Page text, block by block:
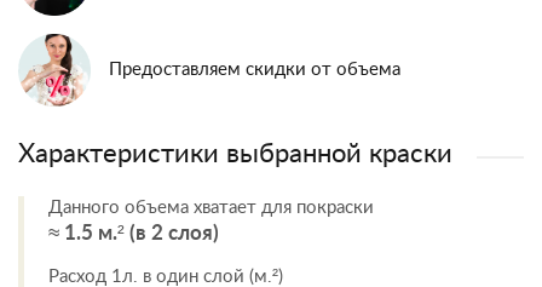
Предоставляем скидки от объема
Характеристики выбранной краски
Данного объема хватает для покраски
≈ 1.5 м.² (в 2 слоя)
Расход 1л. в один слой (м.²)